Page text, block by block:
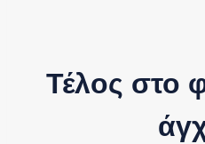
Τέλος στο